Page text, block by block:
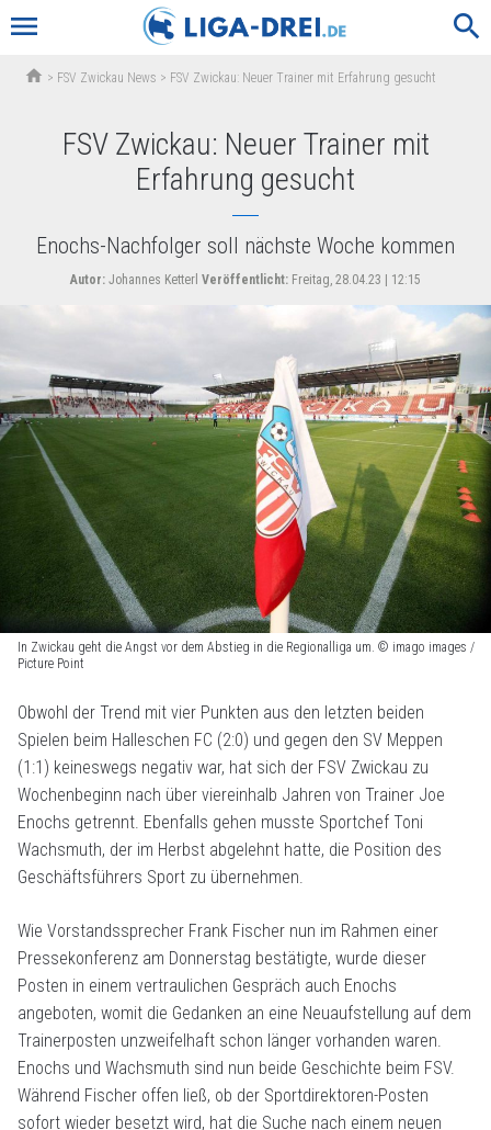
menu search
home > FSV Zwickau News > FSV Zwickau: Neuer Trainer mit Erfahrung gesucht
FSV Zwickau: Neuer Trainer mit
Erfahrung gesucht
Enochs-Nachfolger soll nächste Woche kommen
Autor: Johannes Ketterl Veröffentlicht: Freitag, 28.04.23 | 12:15
In Zwickau geht die Angst vor dem Abstieg in die Regionalliga um. © imago images /
Picture Point
Obwohl der Trend mit vier Punkten aus den letzten beiden
Spielen beim Halleschen FC (2:0) und gegen den SV Meppen
(1:1) keineswegs negativ war, hat sich der FSV Zwickau zu
Wochenbeginn nach über viereinhalb Jahren von Trainer Joe
Enochs getrennt. Ebenfalls gehen musste Sportchef Toni
Wachsmuth, der im Herbst abgelehnt hatte, die Position des
Geschäftsführers Sport zu übernehmen.
Wie Vorstandssprecher Frank Fischer nun im Rahmen einer
Pressekonferenz am Donnerstag bestätigte, wurde dieser
Posten in einem vertraulichen Gespräch auch Enochs
angeboten, womit die Gedanken an eine Neuaufstellung auf dem
Trainerposten unzweifelhaft schon länger vorhanden waren.
Enochs und Wachsmuth sind nun beide Geschichte beim FSV.
Während Fischer offen ließ, ob der Sportdirektoren-Posten
sofort wieder besetzt wird, hat die Suche nach einem neuen